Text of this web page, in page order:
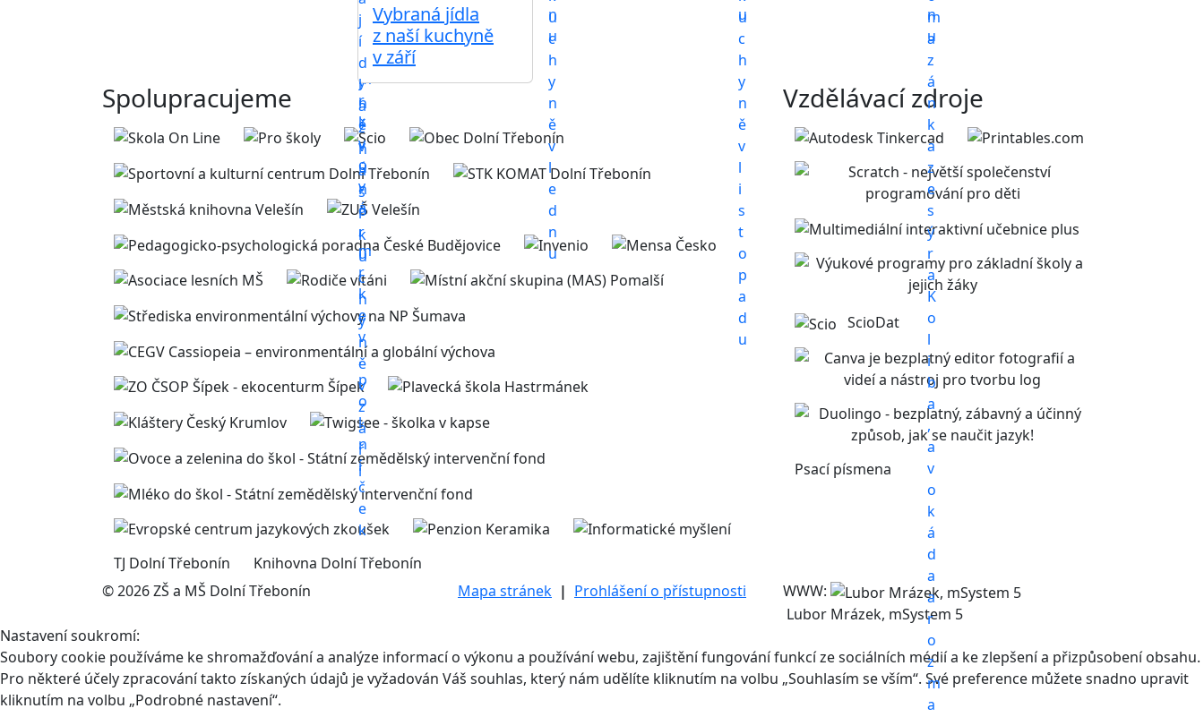
Vybraná jídla
z naší kuchyně
v září
Spolupracujeme
TJ Dolní Třebonín Knihovna Dolní Třebonín
Vzdělávací zdroje
ScioDat
Psací písmena
Mapa stránek | Prohlášení o přístupnosti
© 2026 ZŠ a MŠ Dolní Třebonín
WWW:
Lubor Mrázek, mSystem 5
Nastavení soukromí:
Soubory cookie používáme ke shromažďování a analýze informací o výkonu a používání webu, zajištění fungování funkcí ze sociálních médií a ke zlepšení a přizpůsobení obsahu.
Pro některé účely zpracování takto získaných údajů je vyžadován Váš souhlas, který nám udělíte kliknutím na volbu „Souhlasím se vším“. Své preference můžete snadno upravit
kliknutím na volbu „Podrobné nastavení“.